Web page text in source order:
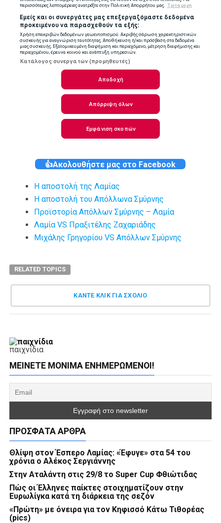
👍Ακολουθήστε μας στο Facebook
Η αποστολή της Λαμίας
Η αποστολή του Απόλλωνα Σμύρνης
Προϊστορία Απόλλων Σμύρνης – Λαμία
Λαμία VS Πραξιτέλης Ζαχαριάδης
Μιχάλης Γρηγορίου VS Απόλλων Σμύρνης
RELATED TOPICS
ΚΑΝΤΕ ΚΛΊΚ ΓΙΑ ΣΧΌΛΙΟ
παιχνίδια
ΜΕΊΝΕΤΕ ΜΌΝΙΜΑ ΕΝΗΜΕΡΏΜΕΝΟΙ!
ΠΡΌΣΦΑΤΑ ΆΡΘΡΑ
Θλίψη στον Έσπερο Λαμίας: «Έφυγε» στα 54 του
χρόνια ο Αλέκος Σεργιάννης
Στην Αταλάντη στις 29/8 το Super Cup Φθιώτιδας
Πώς οι Έλληνες παίκτες στοιχηματίζουν στην
Ευρωλίγκα κατά τη διάρκεια της σεζόν
«Πρώτη» με όνειρα για τον Κηφισσό Κάτω Τιθορέας
(pics)